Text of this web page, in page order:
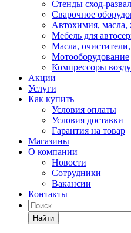
Стенды сход-развал
Сварочное
Автохимия, масла,
Мебель для
Масла,
Мотооборудование
Компрессоры
Акции
Услуги
Как купить
Условия оплаты
Условия доставки
Гарантия на товар
Магазины
О компании
Новости
Сотрудники
Вакансии
Контакты
Найти